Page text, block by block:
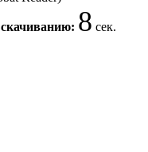
8 сек.